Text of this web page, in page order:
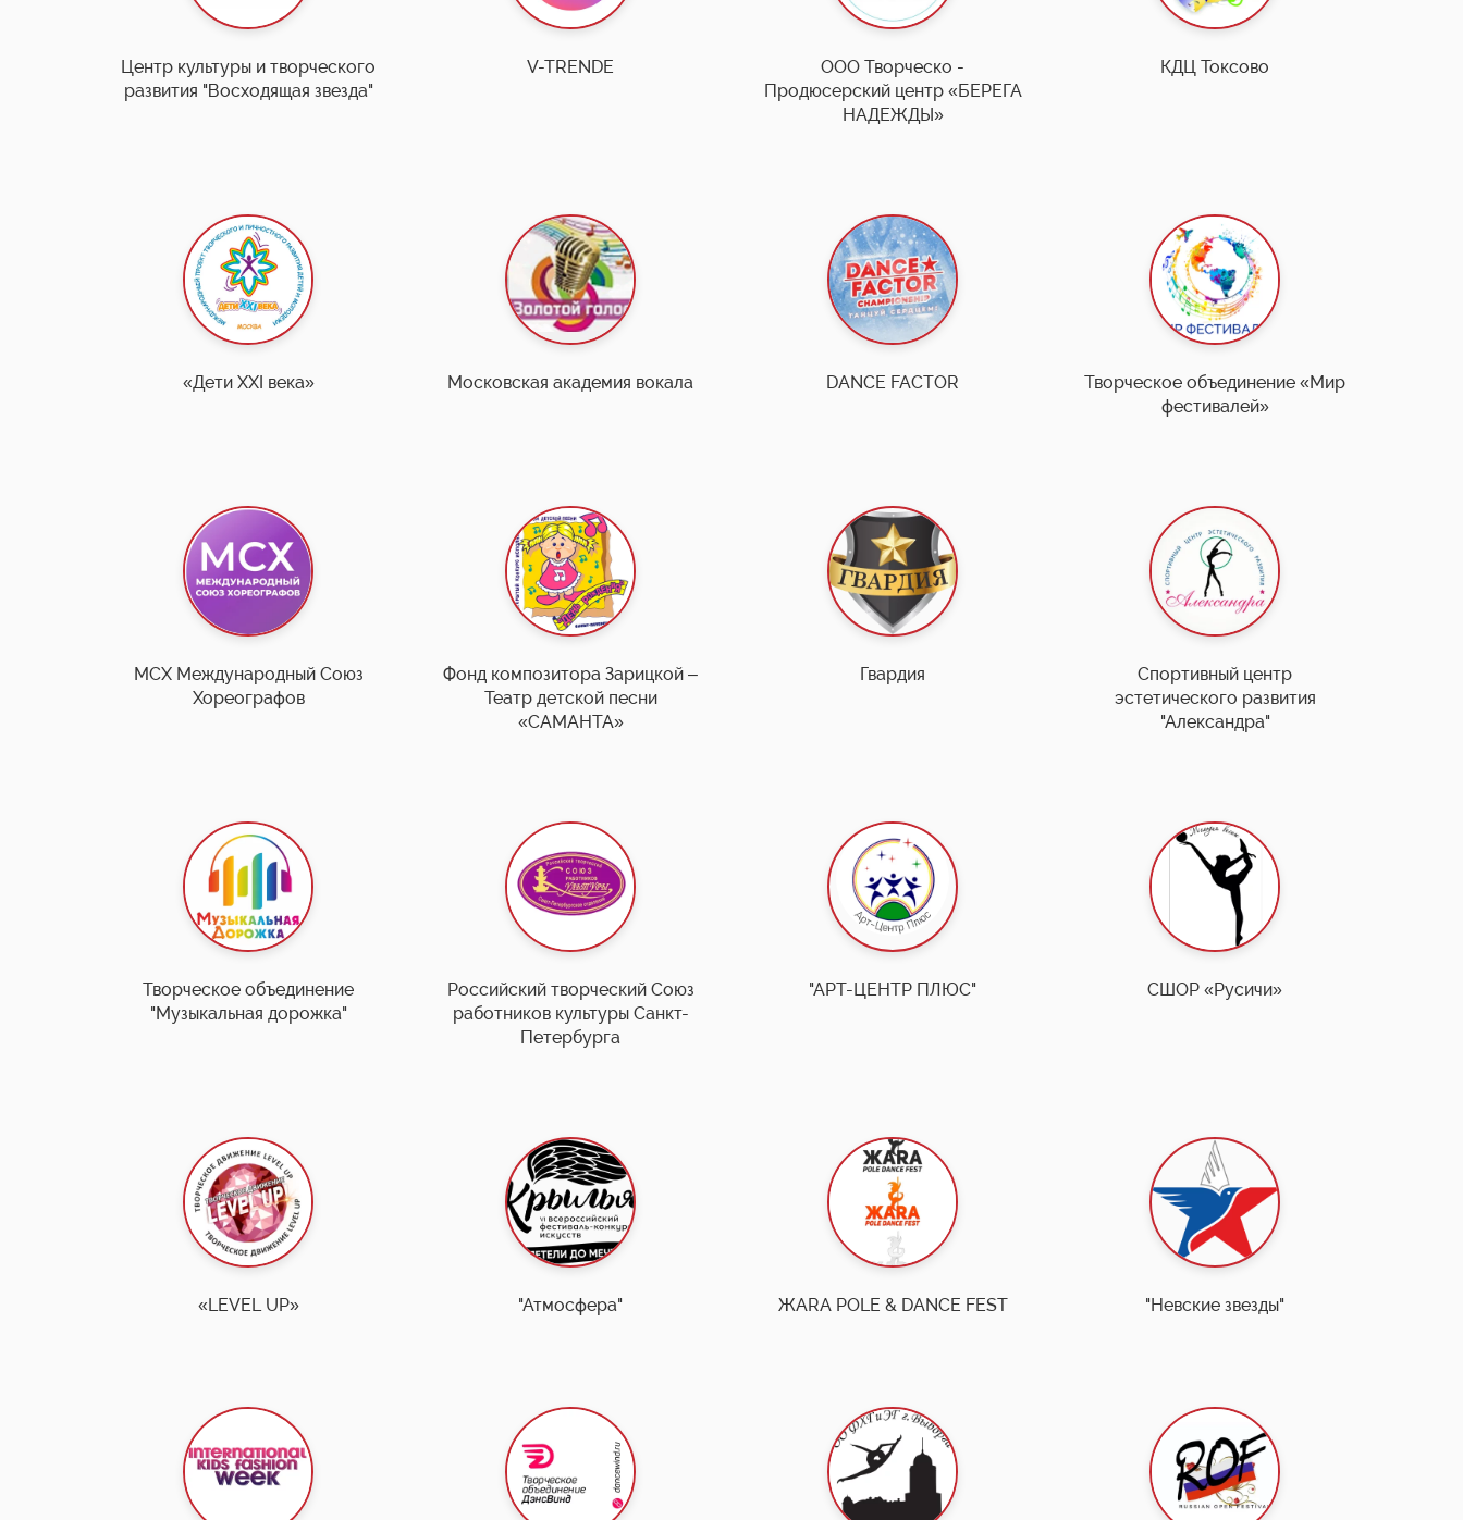
Центр культуры и творческого
развития "Восходящая звезда"
V-TRENDE
ООО Творческо -
Продюсерский центр «БЕРЕГА
НАДЕЖДЫ»
КДЦ Токсово
«Дети XXI века» Московская академия вокала DANCE FACTOR
Творческое объединение «Мир
фестивалей»
МСХ Международный Союз
Хореографов
Фонд композитора Зарицкой –
Театр детской песни
«САМАНТА»
Гвардия
Спортивный центр
эстетического развития
"Александра"
Творческое объединение
"Музыкальная дорожка"
Российский творческий Союз
работников культуры Санкт-
Петербурга
"АРТ-ЦЕНТР ПЛЮС" СШОР «Русичи»
«LEVEL UP» "Атмосфера" ЖАRA POLE & DANCE FEST "Невские звезды"